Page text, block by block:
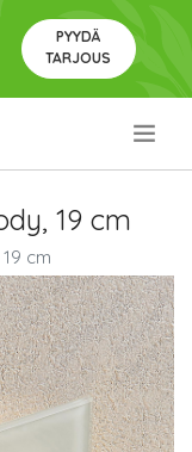
PYYDÄ
TARJOUS
19 cm
cm